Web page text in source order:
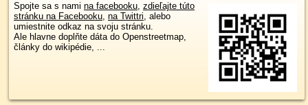
Spojte sa s nami na facebooku, zdieľajte túto
stránku na Facebooku, na Twittri, alebo
umiestnite odkaz na svoju stránku.
Ale hlavne doplňte dáta do Openstreetmap,
články do wikipédie, ...